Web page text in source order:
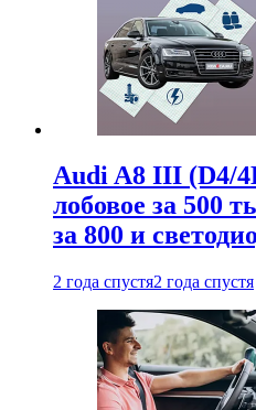
Audi A8 III (D4/
лобовое за 500
за 800 и
2 года спустя2 года спустя